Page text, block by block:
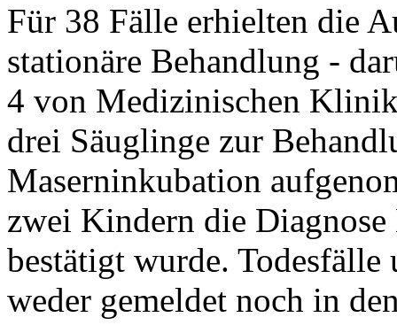
Für 38 Fälle erhielten die
stationäre Behandlung -
4 von Medizinischen
drei Säuglinge zur
Maserninkubation
zwei Kindern die
bestätigt wurde.
weder gemeldet noch in